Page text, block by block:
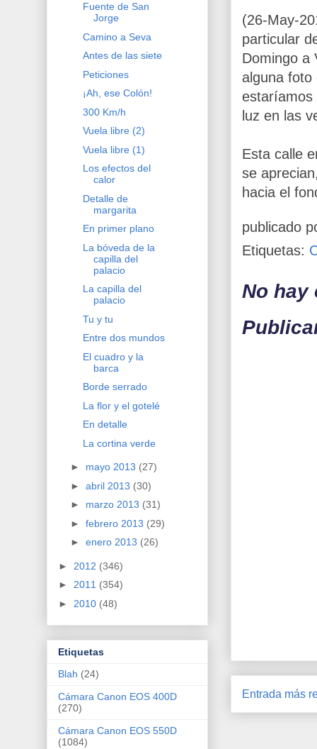
(26-May-
particular
Domingo a
alguna foto
luz en las
Esta calle
se
hacia el
publicado
Etiquetas:
No hay
Entrada más
Fuente de San
Jorge
Camino a Seva
Antes de las siete
Peticiones
¡Ah, ese Colón!
300 Km/h
Vuela libre (2)
Vuela libre (1)
Los efectos del
calor
Detalle de
margarita
En primer plano
La bóveda de la
capilla del
palacio
La capilla del
palacio
Tu y tu
Entre dos mundos
El cuadro y la
barca
Borde serrado
La flor y el gotelé
En detalle
La cortina verde
► mayo 2013 (27)
► abril 2013 (30)
► marzo 2013 (31)
► febrero 2013 (29)
► enero 2013 (26)
► 2012 (346)
► 2011 (354)
► 2010 (48)
Etiquetas
Blah (24)
Cámara Canon EOS 400D
(270)
Cámara Canon EOS 550D
(1084)